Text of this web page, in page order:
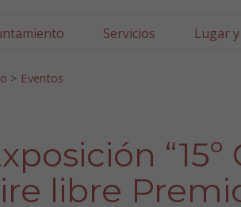
Servicios Lugar
> Eventos
libre